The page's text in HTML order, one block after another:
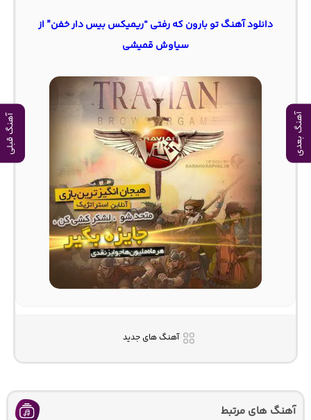
آهنگ بعدی آهنگ قبلی
دانلود آهنگ تو بارون که رفتی “ریمیکس بیس دار خفن” از
سیاوش قمیشی
آهنگ های جدید
آهنگ های مرتبط